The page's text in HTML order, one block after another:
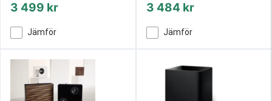
3 499 kr
Jämför
3 484 kr
Jämför